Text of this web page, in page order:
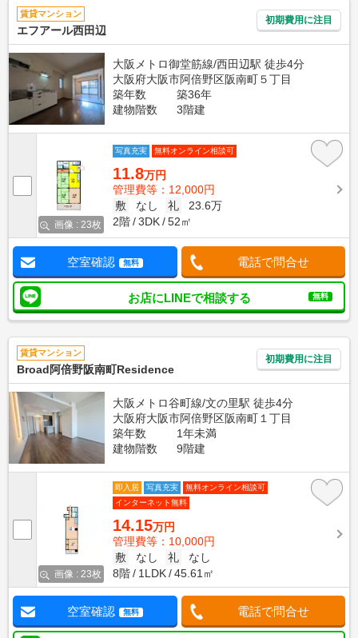
賃貸マンション
エフアール西田辺
初期費用に注目
大阪メトロ御堂筋線/西田辺駅 徒歩4分
大阪府大阪市阿倍野区阪南町５丁目
築年数
築36年
建物階数
3階建
画像 : 23枚
写真充実 無料オンライン相談可
11.8万円
管理費等：12,000円
敷
なし 礼
23.6万
2階
3DK 52㎡
空室確認 無料 電話で問合せ
お店にLINEで相談する 無料
賃貸マンション
Broad阿倍野阪南町Residence
初期費用に注目
大阪メトロ谷町線/文の里駅 徒歩4分
大阪府大阪市阿倍野区阪南町１丁目
築年数
1年未満
建物階数
9階建
画像 : 23枚
即入居 写真充実
無料オンライン相談可
インターネット無料
14.15万円
管理費等：10,000円
敷
なし 礼
なし
8階
1LDK 45.61㎡
空室確認 無料 電話で問合せ